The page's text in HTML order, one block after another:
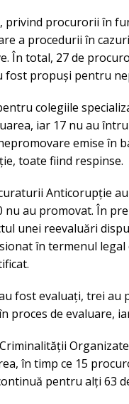
privind procurorii în
a procedurii în
În total, 27 de
fost propuși pentru
colegiile
iar 17 nu au
emise în
toate fiind respinse.
Anticorupție
au promovat. În
unei reevaluări
în termenul legal
fost evaluați, trei au
proces de evaluare,
Organizate
în timp ce 15
pentru alți 63